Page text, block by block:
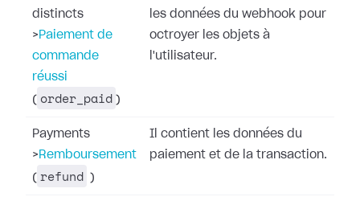
distincts
> Paiement de
commande
réussi
( order_paid )
les données du webhook pour
octroyer les objets à
l'utilisateur.
Payments
> Remboursement
( refund )
Il contient les données du
paiement et de la transaction.